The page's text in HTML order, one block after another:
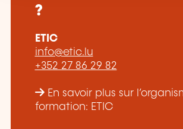
?
ETIC
info@etic.lu
+352 27 86 29 82
En savoir plus sur
formation: ETIC